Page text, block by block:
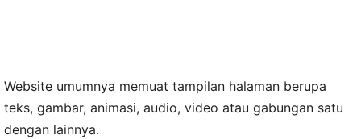
Website umumnya memuat tampilan halaman berupa
teks, gambar, animasi, audio, video atau gabungan satu
dengan lainnya.